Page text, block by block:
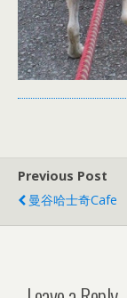
Previous Post
曼谷哈士奇cafe